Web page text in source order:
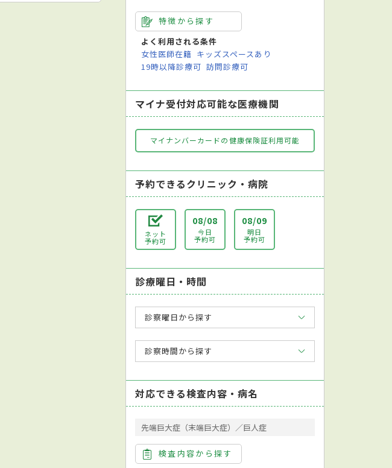
特徴から探す
よく利用される条件
女性医師在籍 キッズスペースあり
19時以降診療可 訪問診療可
マイナ受付対応可能な医療機関
マイナンバーカードの健康保険証利用可能
予約できるクリニック・病院
ネット
予約可
08/08
今日
予約可
08/09
明日
予約可
診療曜日・時間
診察曜日から探す
診察時間から探す
対応できる検査内容・病名
先端巨大症（末端巨大症）／巨人症
検査内容から探す